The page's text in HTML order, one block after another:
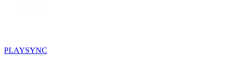
PLAYSYNC